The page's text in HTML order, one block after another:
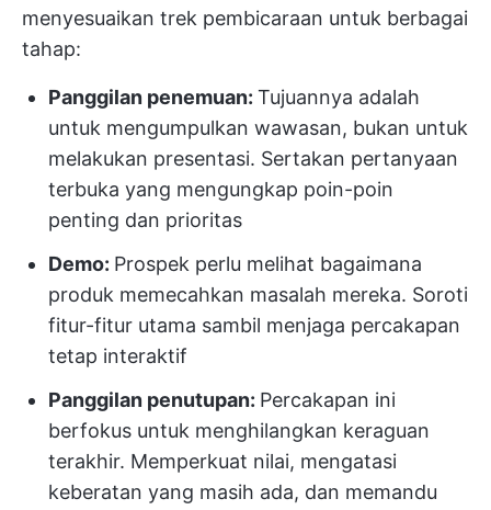
menyesuaikan trek pembicaraan untuk berbagai
tahap:
Panggilan penemuan: Tujuannya adalah
untuk mengumpulkan wawasan, bukan untuk
melakukan presentasi. Sertakan pertanyaan
terbuka yang mengungkap poin-poin
penting dan prioritas
Demo: Prospek perlu melihat bagaimana
produk memecahkan masalah mereka. Soroti
fitur-fitur utama sambil menjaga percakapan
tetap interaktif
Panggilan penutupan: Percakapan ini
berfokus untuk menghilangkan keraguan
terakhir. Memperkuat nilai, mengatasi
keberatan yang masih ada, dan memandu